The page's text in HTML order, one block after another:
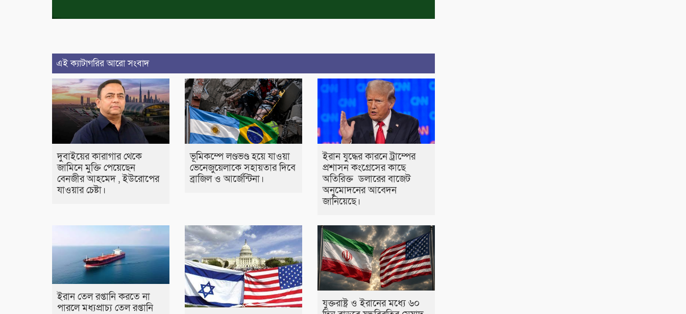
এই ক্যাটাগরির আরো সংবাদ
দুবাইয়ের কারাগার থেকে
জামিনে মুক্তি পেয়েছেন
বেনজীর আহমেদ , ইউরোপের
যাওয়ার চেষ্টা।
ভূমিকম্পে লণ্ডভণ্ড হয়ে যাওয়া
ভেনেজুয়েলাকে সহায়তার দিবে
ব্রাজিল ও আর্জেন্টিনা।
ইরান যুদ্ধের কারনে ট্রাম্পের
প্রশাসন কংগ্রেসের কাছে
অতিরিক্ত ডলারের বাজেট
অনুমোদনের আবেদন
জানিয়েছে।
ইরান তেল রপ্তানি করতে না
পারলে মধ্যপ্রাচ্য তেল রপ্তানি
যুক্তরাষ্ট্র ও ইরানের মধ্যে ৬০